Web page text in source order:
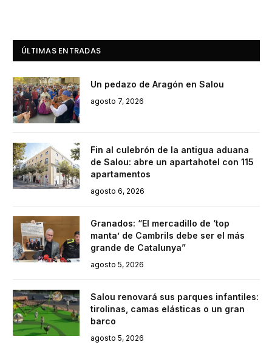
ÚLTIMAS ENTRADAS
Un pedazo de Aragón en Salou
agosto 7, 2026
Fin al culebrón de la antigua aduana
de Salou: abre un apartahotel con 115
apartamentos
agosto 6, 2026
Granados: “El mercadillo de ‘top
manta’ de Cambrils debe ser el más
grande de Catalunya”
agosto 5, 2026
Salou renovará sus parques infantiles:
tirolinas, camas elásticas o un gran
barco
agosto 5, 2026